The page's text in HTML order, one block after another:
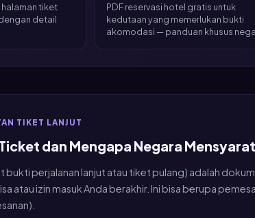
halaman tiket
detail
PDF reservasi hotel gratis untuk
kedutaan yang memerlukan bukti
akomodasi — panduan khusus
TIKET LANJUT
dan Mengapa Negara
bukti perjalanan lanjut atau tiket pulang) adalah
atau izin masuk Anda berakhir. Ini bisa berupa